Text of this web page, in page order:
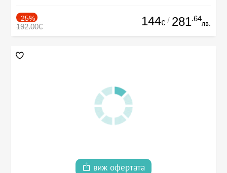
-25%
192.00€ 144€ / 281.64
лв.
виж офертата